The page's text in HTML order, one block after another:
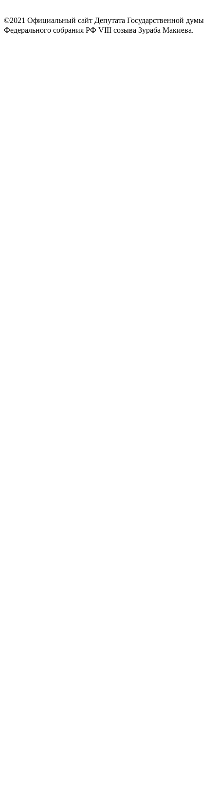
©2021 Официальный сайт Депутата Государственной думы
Федерального собрания РФ VIII созыва Зураба Макиева.